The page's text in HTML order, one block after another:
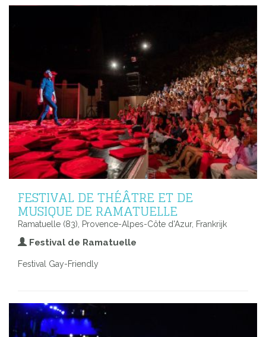
FESTIVAL DE THÉÂTRE ET DE
MUSIQUE DE RAMATUELLE
Ramatuelle (83), Provence-Alpes-Côte d'Azur, Frankrijk
Festival de Ramatuelle
Festival Gay-Friendly